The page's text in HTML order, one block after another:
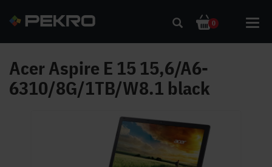
0
Acer Aspire E 15 15,6/A6-
6310/8G/1TB/W8.1 black